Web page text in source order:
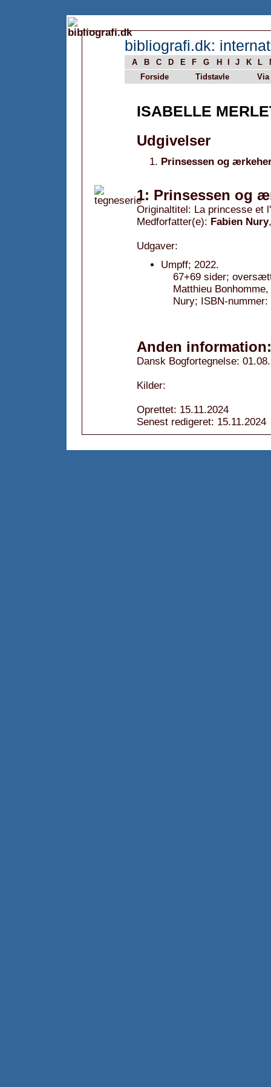
bibliografi.dk:
A B C D E F G H J K L
Forside
Tidstavle Via
ISABELLE
Udgivelser
Prinsessen og
1: Prinsessen og
Originaltitel: La princesse et
Medforfatter(e): Fabien Nury
Udgaver:
Umpff; 2022.
67+69 sider;
Matthieu
Nury; ISBN-nummer:
Anden information:
Dansk Bogfortegnelse:
Kilder:
Oprettet: 15.11.2024
Senest redigeret: 15.11.2024